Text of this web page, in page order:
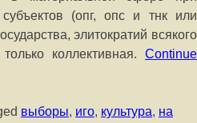
(опг, опс и тнк или
элитократий всякого
коллективная. Continue
выборы, иго, культура, на